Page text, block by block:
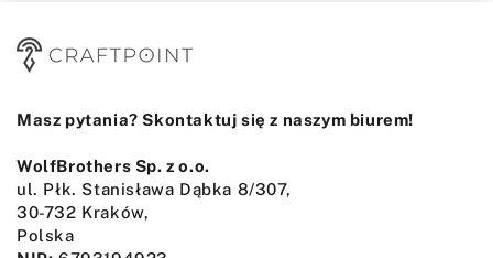
kaletniczych do skóry
Dlaczego ostre narzędzia do obróbki
skóry to podstawa?
Skóra garbowana roślinnie, zwłaszcza w grubościach
rzędu 3,5 mm - 4,5 mm, to bardzo zwarty i
Masz pytania? Skontaktuj się z naszym biurem!
WolfBrothers Sp. z o.o.
ul. Płk. Stanisława Dąbka 8/307,
30-732 Kraków,
Polska